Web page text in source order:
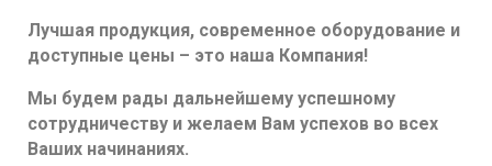
Лучшая продукция, современное оборудование и
доступные цены – это наша Компания!
Мы будем рады дальнейшему успешному
сотрудничеству и желаем Вам успехов во всех
Ваших начинаниях.